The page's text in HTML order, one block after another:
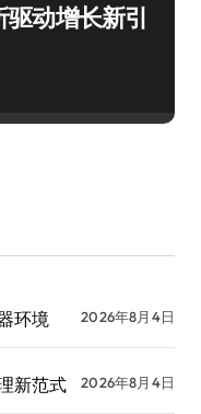
动增长新引
环境 2026年8月4日
新范式 2026年8月4日